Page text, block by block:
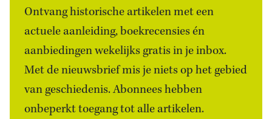
Ontvang historische artikelen met een
actuele aanleiding, boekrecensies én
aanbiedingen wekelijks gratis in je inbox.
Met de nieuwsbrief mis je niets op het gebied
van geschiedenis. Abonnees hebben
onbeperkt toegang tot alle artikelen.